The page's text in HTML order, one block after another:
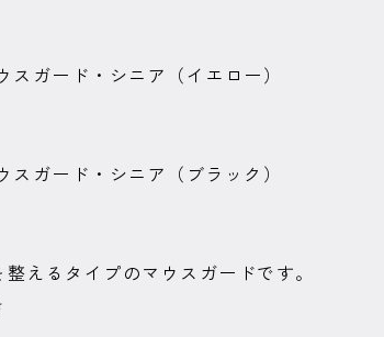
スガード・シニア（イエロー）
スガード・シニア（ブラック）
えるタイプのマウスガードです。